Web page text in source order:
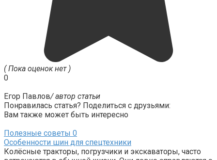
( Пока оценок нет )
0
Егор Павлов/ автор статьи
Понравилась статья? Поделиться с друзьями:
Вам также может быть интересно
Полезные советы 0
Особенности шин для спецтехники
Колёсные тракторы, погрузчики и экскаваторы, часто